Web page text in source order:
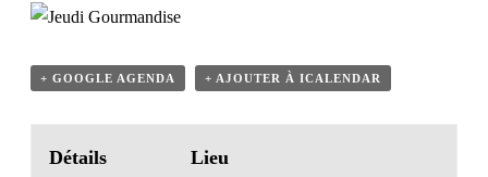
+ GOOGLE AGENDA + AJOUTER À ICALENDAR
Détails Lieu